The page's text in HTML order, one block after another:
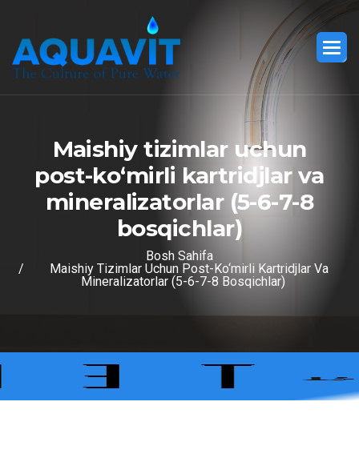
Maishiy tizimlar uchun
post-ko‘mirli kartridjlar va
mineralizatorlar (5-6-7-8
bosqichlar)
Bosh Sahifa
Maishiy Tizimlar Uchun Post-Ko‘mirli Kartridjlar Va
Mineralizatorlar (5-6-7-8 Bosqichlar)